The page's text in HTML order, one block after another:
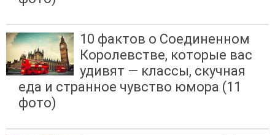
10 фактов о Соединенном
Королевстве, которые вас
удивят — классы, скучная
еда и странное чувство юмора (11
фото)